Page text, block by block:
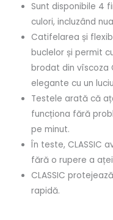
Sunt disponibile 4
culori, incluzând
Catifelarea și
buclelor și permit
brodat din vîscoza
elegante cu un
Testele arată că
funcționa fără
pe minut.
În teste, CLASSIC
fără o rupere a
CLASSIC
rapidă.